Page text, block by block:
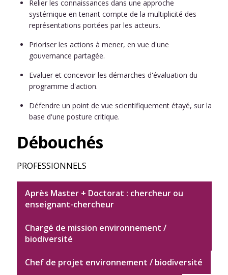
Relier les connaissances dans une approche
systémique en tenant compte de la multiplicité des
représentations portées par les acteurs.
Prioriser les actions à mener, en vue d'une
gouvernance partagée.
Evaluer et concevoir les démarches d'évaluation du
programme d'action.
Défendre un point de vue scientifiquement étayé, sur la
base d'une posture critique.
Débouchés
PROFESSIONNELS
Après Master + Doctorat : chercheur ou
enseignant-chercheur
Chargé de mission environnement /
biodiversité
Chef de projet environnement / biodiversité